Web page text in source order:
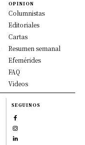
OPINION
Columnistas
Editoriales
Cartas
Resumen semanal
Efemérides
FAQ
Videos
SEGUINOS